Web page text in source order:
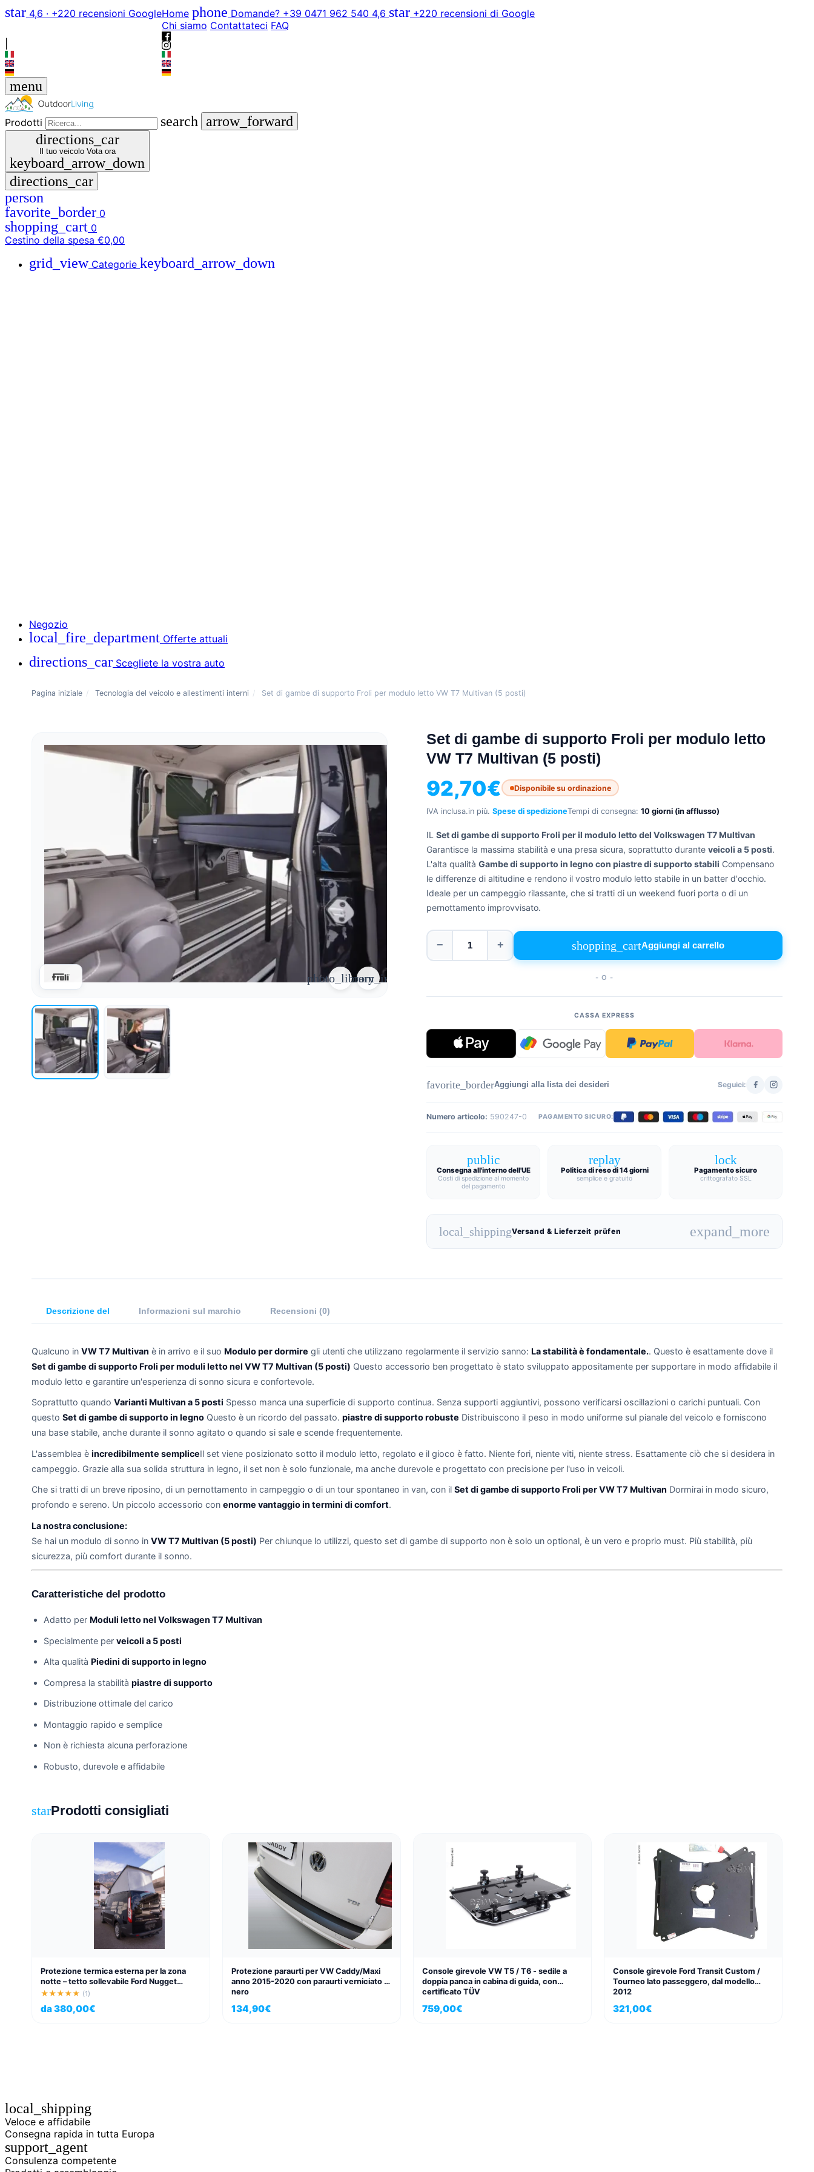
star 4,6 · +220 recensioni GoogleHome phone Domande? +39 0471 962 540 4,6 star +220 recensioni di Google
Chi siamo Contattateci FAQ
menu
Prodotti search arrow_forward
directions_car
Il tuo veicolo Vota ora
keyboard_arrow_down
directions_car
person
favorite_border 0
shopping_cart 0
Cestino della spesa €0,00
grid_viewCategorie keyboard_arrow_down
Negozio
local_fire_department Offerte attuali
directions_car Scegliete la vostra auto
Pagina iniziale / Tecnologia del veicolo e allestimenti interni / Set di gambe di supporto Froli per modulo letto VW T7 Multivan (5 posti)
zoom_in
photo_library
Set di gambe di supporto Froli per modulo letto
VW T7 Multivan (5 posti)
92,70€ Disponibile su ordinazione
IVA inclusa. in più. Spese di spedizioneTempi di consegna: 10 giorni (in afflusso)
IL Set di gambe di supporto Froli per il modulo letto del Volkswagen T7 Multivan
Garantisce la massima stabilità e una presa sicura, soprattutto durante veicoli a 5 posti.
L'alta qualità Gambe di supporto in legno con piastre di supporto stabili Compensano
le differenze di altitudine e rendono il vostro modulo letto stabile in un batter d'occhio.
Ideale per un campeggio rilassante, che si tratti di un weekend fuori porta o di un
pernottamento improvvisato.
− + shopping_cartAggiungi al carrello
- O -
CASSA EXPRESS
favorite_borderAggiungi alla lista dei desideri Seguici:
Numero articolo: 590247-0 PAGAMENTO SICURO:
public
Consegna all'interno dell'UE
Costi di spedizione al momento
del pagamento
replay
Politica di reso di 14 giorni
semplice e gratuito
lock
Pagamento sicuro
crittografato SSL
local_shippingVersand & Lieferzeit prüfen expand_more
Descrizione del Informazioni sul marchio Recensioni (0)
Qualcuno in VW T7 Multivan è in arrivo e il suo Modulo per dormire gli utenti che utilizzano regolarmente il servizio sanno: La stabilità è fondamentale.. Questo è esattamente dove il
Set di gambe di supporto Froli per moduli letto nel VW T7 Multivan (5 posti) Questo accessorio ben progettato è stato sviluppato appositamente per supportare in modo affidabile il
modulo letto e garantire un'esperienza di sonno sicura e confortevole.
Soprattutto quando Varianti Multivan a 5 posti Spesso manca una superficie di supporto continua. Senza supporti aggiuntivi, possono verificarsi oscillazioni o carichi puntuali. Con
questo Set di gambe di supporto in legno Questo è un ricordo del passato. piastre di supporto robuste Distribuiscono il peso in modo uniforme sul pianale del veicolo e forniscono
una base stabile, anche durante il sonno agitato o quando si sale e scende frequentemente.
L'assemblea è incredibilmente sempliceIl set viene posizionato sotto il modulo letto, regolato e il gioco è fatto. Niente fori, niente viti, niente stress. Esattamente ciò che si desidera in
campeggio. Grazie alla sua solida struttura in legno, il set non è solo funzionale, ma anche durevole e progettato con precisione per l'uso in veicoli.
Che si tratti di un breve riposino, di un pernottamento in campeggio o di un tour spontaneo in van, con il Set di gambe di supporto Froli per VW T7 Multivan Dormirai in modo sicuro,
profondo e sereno. Un piccolo accessorio con enorme vantaggio in termini di comfort.
La nostra conclusione:
Se hai un modulo di sonno in VW T7 Multivan (5 posti) Per chiunque lo utilizzi, questo set di gambe di supporto non è solo un optional, è un vero e proprio must. Più stabilità, più
sicurezza, più comfort durante il sonno.
Caratteristiche del prodotto
Adatto per Moduli letto nel Volkswagen T7 Multivan
Specialmente per veicoli a 5 posti
Alta qualità Piedini di supporto in legno
Compresa la stabilità piastre di supporto
Distribuzione ottimale del carico
Montaggio rapido e semplice
Non è richiesta alcuna perforazione
Robusto, durevole e affidabile
starProdotti consigliati
Protezione termica esterna per la zona
notte – tetto sollevabile Ford Nugget
Custom V362 fino al 2024
★★★★★ (1)
da380,00€
Protezione paraurti per VW Caddy/Maxi
anno 2015-2020 con paraurti verniciato o
nero
134,90€
Console girevole VW T5 / T6 - sedile a
doppia panca in cabina di guida, con
certificato TÜV
759,00€
Console girevole Ford Transit Custom /
Tourneo lato passeggero, dal modello
2012
321,00€
local_shipping
Veloce e affidabile
Consegna rapida in tutta Europa
support_agent
Consulenza competente